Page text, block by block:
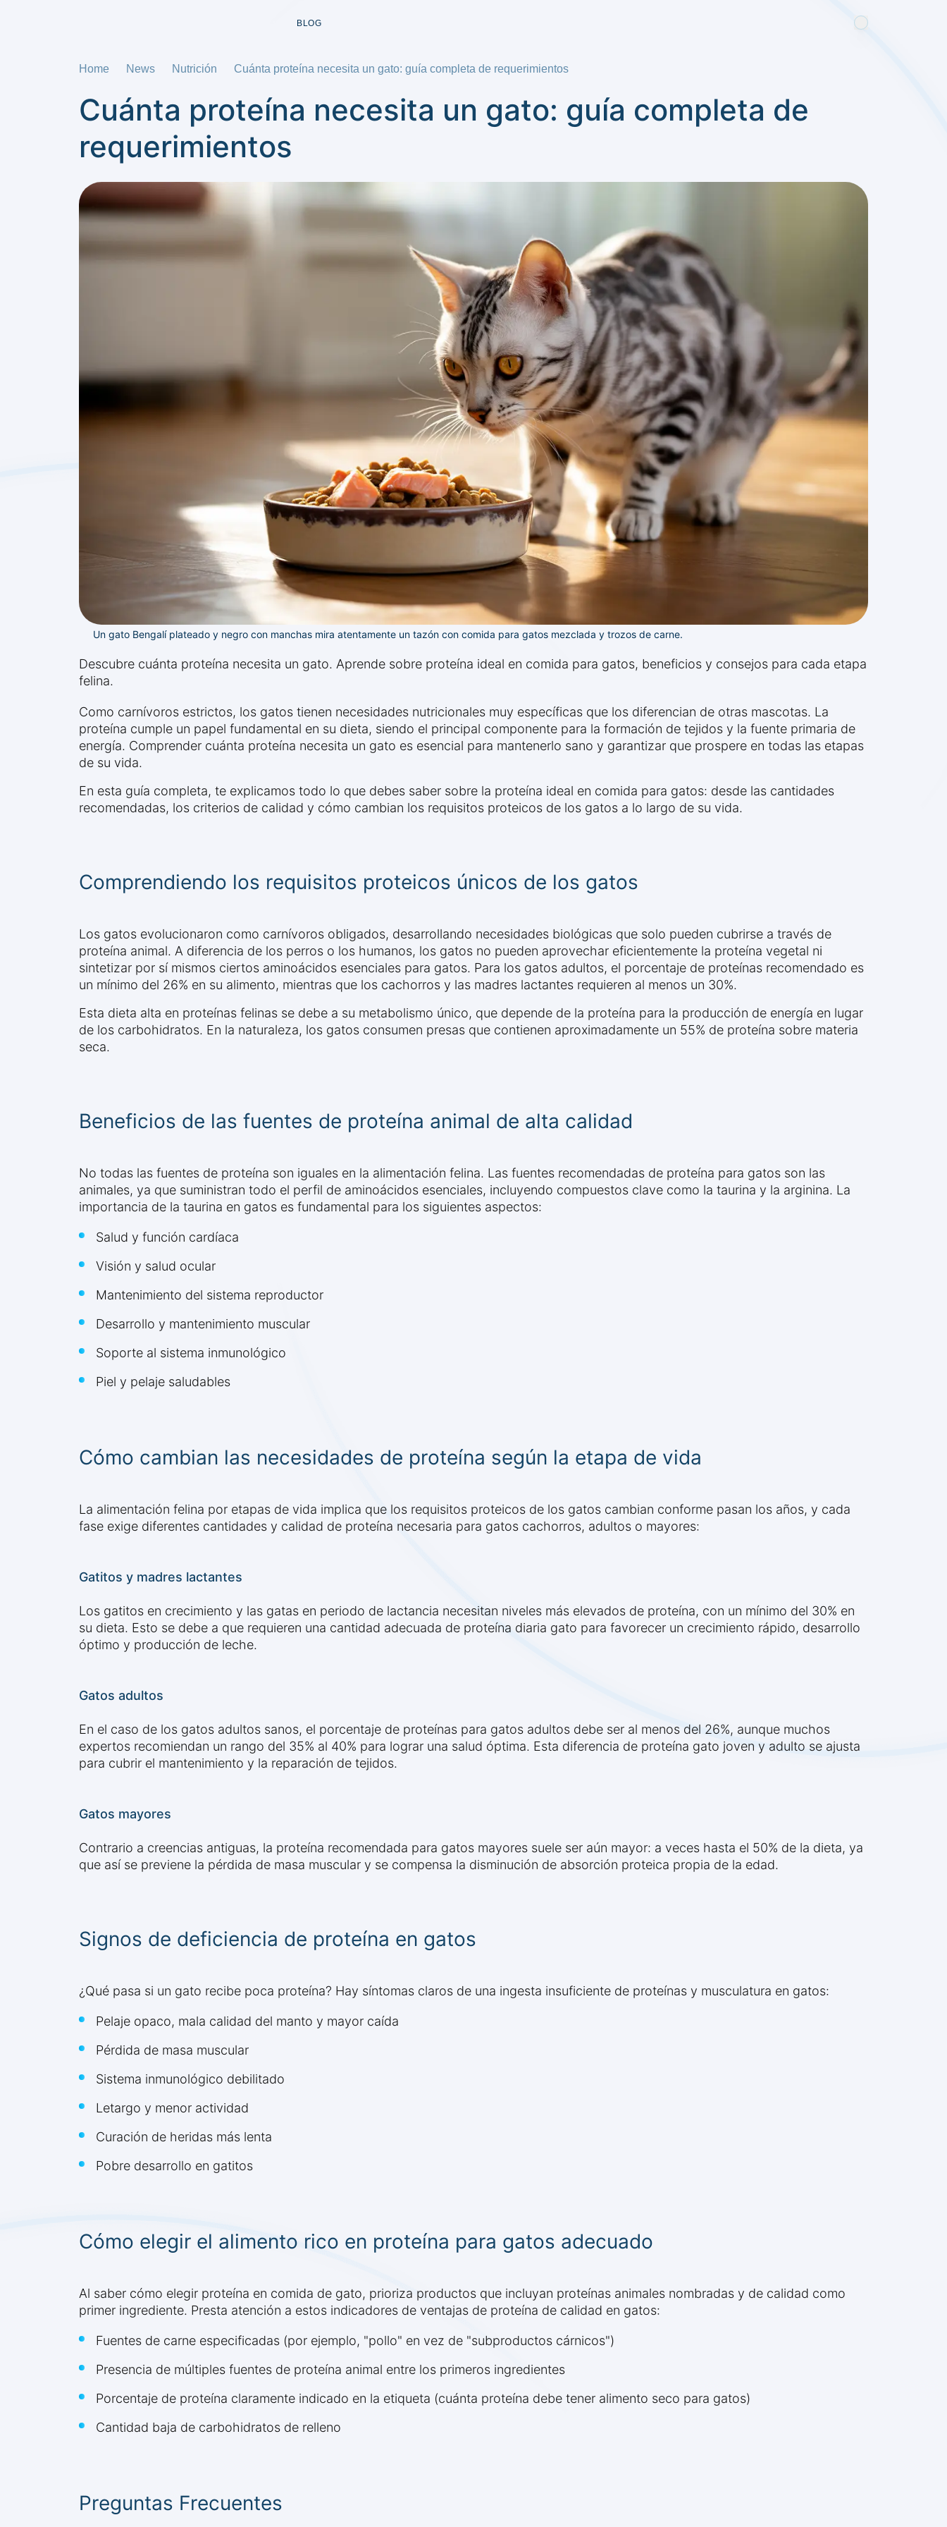
BLOG
Home News Nutrición Cuánta proteína necesita un gato: guía completa de requerimientos
Cuánta proteína necesita un gato: guía completa de
requerimientos
Un gato Bengalí plateado y negro con manchas mira atentamente un tazón con comida para gatos mezclada y trozos de carne.
Descubre cuánta proteína necesita un gato. Aprende sobre proteína ideal en comida para gatos, beneficios y consejos para cada etapa
felina.
Como carnívoros estrictos, los gatos tienen necesidades nutricionales muy específicas que los diferencian de otras mascotas. La
proteína cumple un papel fundamental en su dieta, siendo el principal componente para la formación de tejidos y la fuente primaria de
energía. Comprender cuánta proteína necesita un gato es esencial para mantenerlo sano y garantizar que prospere en todas las etapas
de su vida.
En esta guía completa, te explicamos todo lo que debes saber sobre la proteína ideal en comida para gatos: desde las cantidades
recomendadas, los criterios de calidad y cómo cambian los requisitos proteicos de los gatos a lo largo de su vida.
Comprendiendo los requisitos proteicos únicos de los gatos
Los gatos evolucionaron como carnívoros obligados, desarrollando necesidades biológicas que solo pueden cubrirse a través de
proteína animal. A diferencia de los perros o los humanos, los gatos no pueden aprovechar eficientemente la proteína vegetal ni
sintetizar por sí mismos ciertos aminoácidos esenciales para gatos. Para los gatos adultos, el porcentaje de proteínas recomendado es
un mínimo del 26% en su alimento, mientras que los cachorros y las madres lactantes requieren al menos un 30%.
Esta dieta alta en proteínas felinas se debe a su metabolismo único, que depende de la proteína para la producción de energía en lugar
de los carbohidratos. En la naturaleza, los gatos consumen presas que contienen aproximadamente un 55% de proteína sobre materia
seca.
Beneficios de las fuentes de proteína animal de alta calidad
No todas las fuentes de proteína son iguales en la alimentación felina. Las fuentes recomendadas de proteína para gatos son las
animales, ya que suministran todo el perfil de aminoácidos esenciales, incluyendo compuestos clave como la taurina y la arginina. La
importancia de la taurina en gatos es fundamental para los siguientes aspectos:
Salud y función cardíaca
Visión y salud ocular
Mantenimiento del sistema reproductor
Desarrollo y mantenimiento muscular
Soporte al sistema inmunológico
Piel y pelaje saludables
Cómo cambian las necesidades de proteína según la etapa de vida
La alimentación felina por etapas de vida implica que los requisitos proteicos de los gatos cambian conforme pasan los años, y cada
fase exige diferentes cantidades y calidad de proteína necesaria para gatos cachorros, adultos o mayores:
Gatitos y madres lactantes
Los gatitos en crecimiento y las gatas en periodo de lactancia necesitan niveles más elevados de proteína, con un mínimo del 30% en
su dieta. Esto se debe a que requieren una cantidad adecuada de proteína diaria gato para favorecer un crecimiento rápido, desarrollo
óptimo y producción de leche.
Gatos adultos
En el caso de los gatos adultos sanos, el porcentaje de proteínas para gatos adultos debe ser al menos del 26%, aunque muchos
expertos recomiendan un rango del 35% al 40% para lograr una salud óptima. Esta diferencia de proteína gato joven y adulto se ajusta
para cubrir el mantenimiento y la reparación de tejidos.
Gatos mayores
Contrario a creencias antiguas, la proteína recomendada para gatos mayores suele ser aún mayor: a veces hasta el 50% de la dieta, ya
que así se previene la pérdida de masa muscular y se compensa la disminución de absorción proteica propia de la edad.
Signos de deficiencia de proteína en gatos
¿Qué pasa si un gato recibe poca proteína? Hay síntomas claros de una ingesta insuficiente de proteínas y musculatura en gatos:
Pelaje opaco, mala calidad del manto y mayor caída
Pérdida de masa muscular
Sistema inmunológico debilitado
Letargo y menor actividad
Curación de heridas más lenta
Pobre desarrollo en gatitos
Cómo elegir el alimento rico en proteína para gatos adecuado
Al saber cómo elegir proteína en comida de gato, prioriza productos que incluyan proteínas animales nombradas y de calidad como
primer ingrediente. Presta atención a estos indicadores de ventajas de proteína de calidad en gatos:
Fuentes de carne especificadas (por ejemplo, "pollo" en vez de "subproductos cárnicos")
Presencia de múltiples fuentes de proteína animal entre los primeros ingredientes
Porcentaje de proteína claramente indicado en la etiqueta (cuánta proteína debe tener alimento seco para gatos)
Cantidad baja de carbohidratos de relleno
Preguntas Frecuentes